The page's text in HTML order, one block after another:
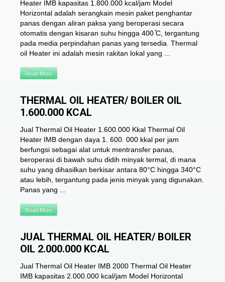
Heater IMB kapasitas 1.800.000 kcal/jam Model
Horizontal adalah serangkain mesin paket penghantar
panas dengan aliran paksa yang beroperasi secara
otomatis dengan kisaran suhu hingga 400 ̊C, tergantung
pada media perpindahan panas yang tersedia. Thermal
oil Heater ini adalah mesin rakitan lokal yang ...
Read More
THERMAL OIL HEATER/ BOILER OIL
1.600.000 KCAL
Jual Thermal Oil Heater 1.600.000 Kkal Thermal Oil
Heater IMB dengan daya 1. 600. 000 kkal per jam
berfungsi sebagai alat untuk mentransfer panas,
beroperasi di bawah suhu didih minyak termal, di mana
suhu yang dihasilkan berkisar antara 80°C hingga 340°C
atau lebih, tergantung pada jenis minyak yang digunakan.
Panas yang ...
Read More
JUAL THERMAL OIL HEATER/ BOILER
OIL 2.000.000 KCAL
Jual Thermal Oil Heater IMB 2000 Thermal Oil Heater
IMB kapasitas 2.000.000 kcal/jam Model Horizontal